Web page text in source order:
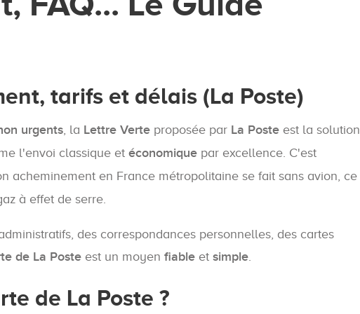
tarifs et délais (La Poste)
urgents, la Lettre Verte proposée par La Poste est la solution
l'envoi classique et économique par excellence. C'est
acheminement en France métropolitaine se fait sans avion, ce
à effet de serre.
des correspondances personnelles, des cartes
de La Poste est un moyen fiable et simple.
de La Poste ?